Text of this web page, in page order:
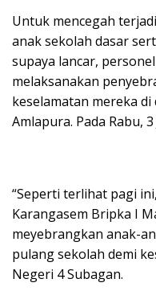
Untuk mencegah
anak sekolah dasar
supaya lancar,
melaksanakan
keselamatan mereka di
Amlapura. Pada Rabu,
“Seperti terlihat pagi
Karangasem Bripka I
meyebrangkan anak-
pulang sekolah demi
Negeri 4 Subagan.